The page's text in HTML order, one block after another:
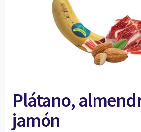
Plátano,
jamón